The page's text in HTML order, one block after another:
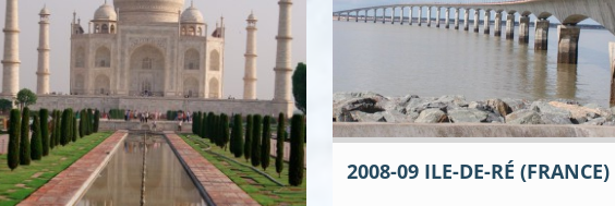
2008-09 ILE-DE-RÉ (FRANCE)